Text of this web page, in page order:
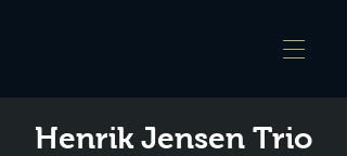
Henrik Jensen Trio